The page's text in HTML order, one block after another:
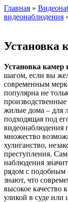
Главная »
видеонаблюдения
Установка
Установка камер
шагом, если вы
современным
популярна не
жилые дома – для
подходящая под
видеонаблюдения
множество
хулиганство,
преступления.
наблюдения
рядом с подобным
знают, что
высокое качество
уликой в суде или